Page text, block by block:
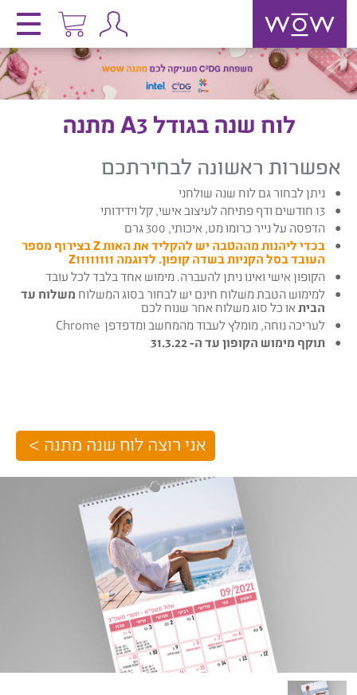
לוח שנה בגודל A3 מתנה
אפשרות ראשונה לבחירתכם
ניתן לבחור גם לוח שנה שולחני
13 חודשים ודף פתיחה לעיצוב אישי, קל וידידותי
הדפסה על נייר כרומו מט, איכותי, 300 גרם
בכדי ליהנות מההטבה יש להקליד את האות Z בצירוף מספר
העובד בסל הקניות בשדה קופון. לדוגמה Z11111111
הקופון אישי ואינו ניתן להעברה. מימוש אחד בלבד לכל עובד
למימוש הטבת משלוח חינם יש לבחור בסוג המשלוח משלוח עד
הבית או כל סוג משלוח אחר שנוח לכם
לעריכה נוחה, מומלץ לעבוד מהמחשב ומדפדפן Chrome
תוקף מימוש הקופון עד ה- 31.3.22